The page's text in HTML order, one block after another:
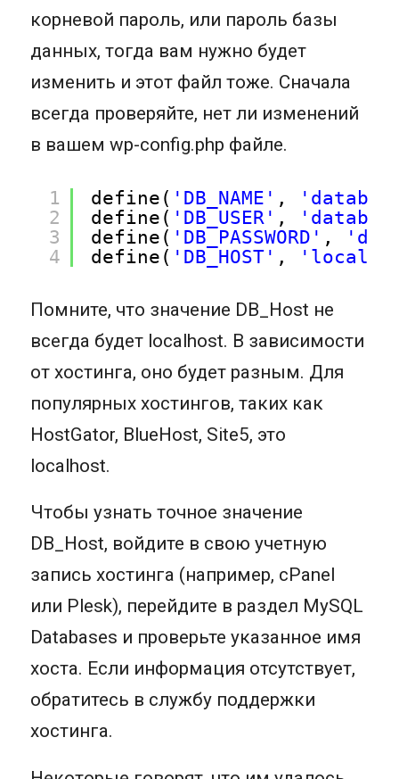
корневой пароль, или пароль базы
данных, тогда вам нужно будет
изменить и этот файл тоже. Сначала
всегда проверяйте, нет ли изменений
в вашем wp-config.php файле.
1
2
3
4
define( 'DB_NAME' ,
define( 'DB_USER' ,
define( 'DB_PASSWORD' ,
define( 'DB_HOST' ,
Помните, что значение DB_Host не
всегда будет localhost. В зависимости
от хостинга, оно будет разным. Для
популярных хостингов, таких как
HostGator, BlueHost, Site5, это
localhost.
Чтобы узнать точное значение
DB_Host, войдите в свою учетную
запись хостинга (например, cPanel
или Plesk), перейдите в раздел MySQL
Databases и проверьте указанное имя
хоста. Если информация отсутствует,
обратитесь в службу поддержки
хостинга.